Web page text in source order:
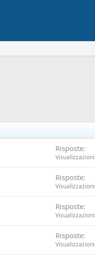
Risposte
Visualizzazioni
Risposte
Visualizzazioni
Risposte
Visualizzazioni
Risposte
Visualizzazioni